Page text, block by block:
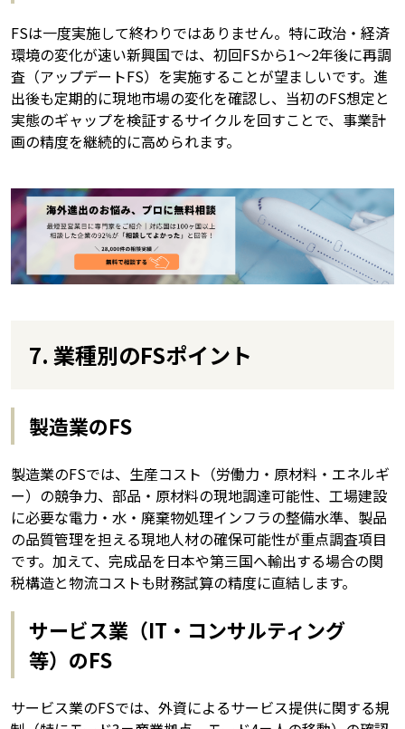
FSは一度実施して終わりではありません。特に政治・経済
環境の変化が速い新興国では、初回FSから1〜2年後に再調
査（アップデートFS）を実施することが望ましいです。進
出後も定期的に現地市場の変化を確認し、当初のFS想定と
実態のギャップを検証するサイクルを回すことで、事業計
画の精度を継続的に高められます。
7. 業種別のFSポイント
製造業のFS
製造業のFSでは、生産コスト（労働力・原材料・エネルギ
ー）の競争力、部品・原材料の現地調達可能性、工場建設
に必要な電力・水・廃棄物処理インフラの整備水準、製品
の品質管理を担える現地人材の確保可能性が重点調査項目
です。加えて、完成品を日本や第三国へ輸出する場合の関
税構造と物流コストも財務試算の精度に直結します。
サービス業（IT・コンサルティング
等）のFS
サービス業のFSでは、外資によるサービス提供に関する規